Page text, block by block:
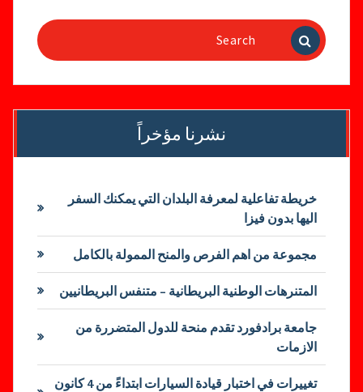
Search
for:
نشرنا مؤخراً
خريطة تفاعلية لمعرفة البلدان التي يمكنك السفر
اليها بدون فيزا
مجموعة من اهم الفرص والمنح الممولة بالكامل
المتنرهات الوطنية البريطانية – متنفس البريطانيين
جامعة برادفورد تقدم منحة للدول المتضررة من
الازمات
تغييرات في اختبار قيادة السيارات ابتداءً من 4 كانون